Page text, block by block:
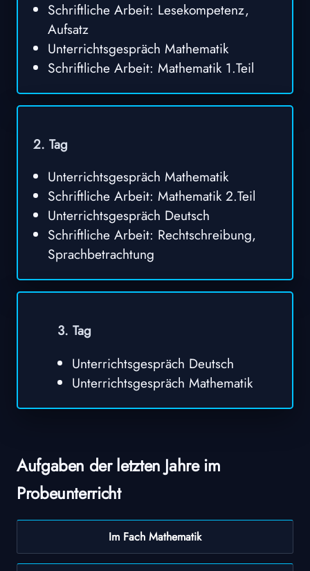
Schriftliche Arbeit: Lesekompetenz,
Aufsatz
Unterrichtsgespräch Mathematik
Schriftliche Arbeit: Mathematik 1.Teil
2. Tag
Unterrichtsgespräch Mathematik
Schriftliche Arbeit: Mathematik 2.Teil
Unterrichtsgespräch Deutsch
Schriftliche Arbeit: Rechtschreibung,
Sprachbetrachtung
3. Tag
Unterrichtsgespräch Deutsch
Unterrichtsgespräch Mathematik
Aufgaben der letzten Jahre im
Probeunterricht
Im Fach Mathematik